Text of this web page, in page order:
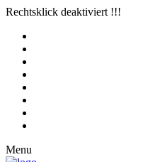
Rechtsklick deaktiviert !!!
Menu